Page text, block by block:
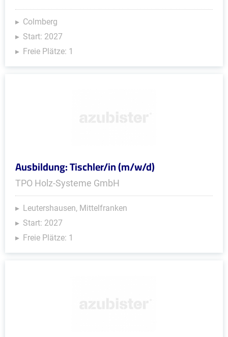
Colmberg
Start: 2027
Freie Plätze: 1
Ausbildung: Tischler/in (m/w/d)
TPO Holz-Systeme GmbH
Leutershausen, Mittelfranken
Start: 2027
Freie Plätze: 1